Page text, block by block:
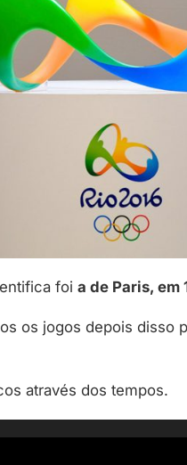
foi a de Paris, em
os jogos depois disso
através dos tempos.